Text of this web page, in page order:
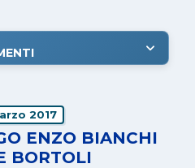
2017
ENZO BIANCHI
BORTOLI